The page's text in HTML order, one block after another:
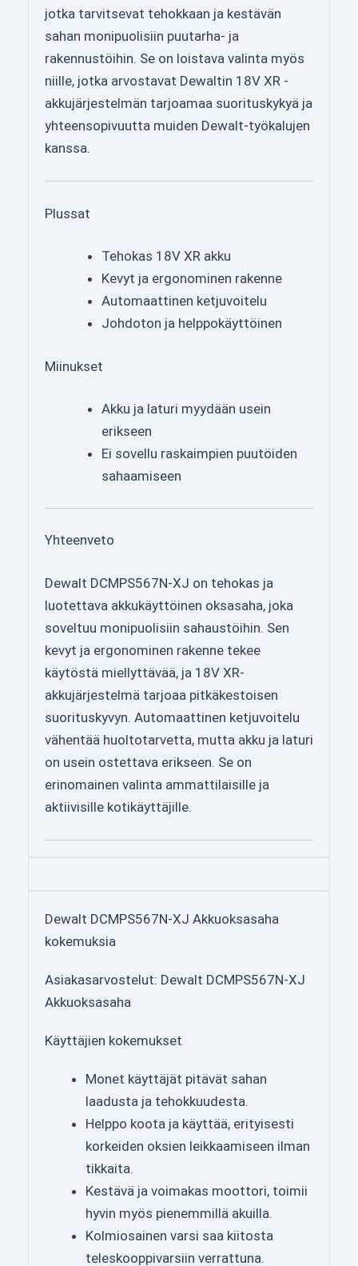
jotka tarvitsevat tehokkaan ja kestävän
sahan monipuolisiin puutarha- ja
rakennustöihin. Se on loistava valinta myös
niille, jotka arvostavat Dewaltin 18V XR -
akkujärjestelmän tarjoamaa suorituskykyä ja
yhteensopivuutta muiden Dewalt-työkalujen
kanssa.
Plussat
Tehokas 18V XR akku
Kevyt ja ergonominen rakenne
Automaattinen ketjuvoitelu
Johdoton ja helppokäyttöinen
Miinukset
Akku ja laturi myydään usein
erikseen
Ei sovellu raskaimpien puutöiden
sahaamiseen
Yhteenveto
Dewalt DCMPS567N-XJ on tehokas ja
luotettava akkukäyttöinen oksasaha, joka
soveltuu monipuolisiin sahaustöihin. Sen
kevyt ja ergonominen rakenne tekee
käytöstä miellyttävää, ja 18V XR-
akkujärjestelmä tarjoaa pitkäkestoisen
suorituskyvyn. Automaattinen ketjuvoitelu
vähentää huoltotarvetta, mutta akku ja laturi
on usein ostettava erikseen. Se on
erinomainen valinta ammattilaisille ja
aktiivisille kotikäyttäjille.
Dewalt DCMPS567N-XJ Akkuoksasaha
kokemuksia
Asiakasarvostelut: Dewalt DCMPS567N-XJ
Akkuoksasaha
Käyttäjien kokemukset
Monet käyttäjät pitävät sahan
laadusta ja tehokkuudesta.
Helppo koota ja käyttää, erityisesti
korkeiden oksien leikkaamiseen ilman
tikkaita.
Kestävä ja voimakas moottori, toimii
hyvin myös pienemmillä akuilla.
Kolmiosainen varsi saa kiitosta
teleskooppivarsiin verrattuna.